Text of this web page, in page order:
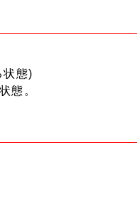
状態)
態。